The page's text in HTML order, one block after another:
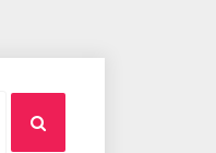
Search